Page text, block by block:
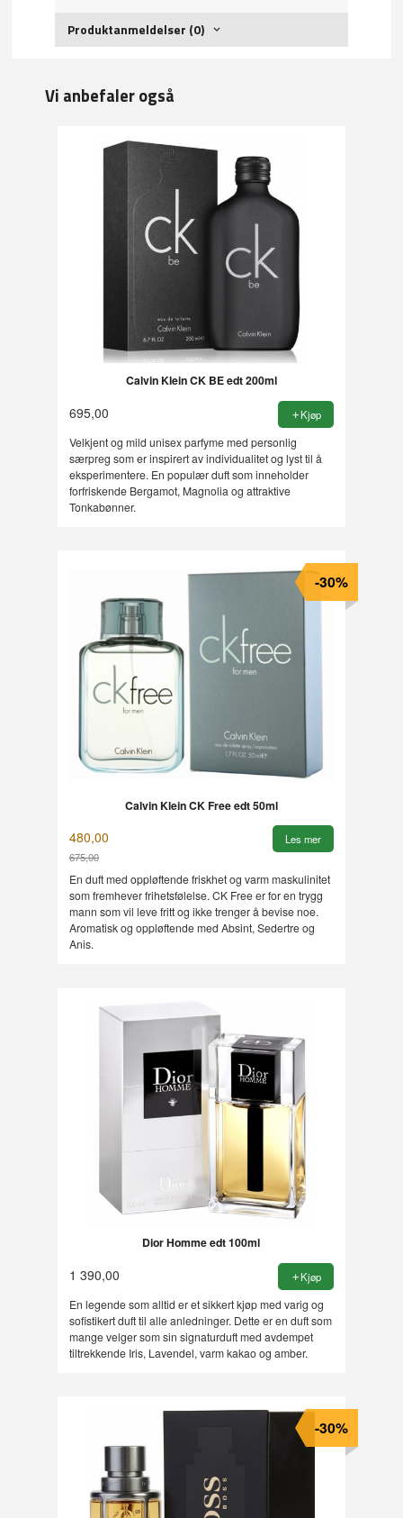
Produktanmeldelser (0)
Vi anbefaler også
Calvin Klein CK BE edt 200ml
695,00 Kjøp
Velkjent og mild unisex parfyme med personlig
særpreg som er inspirert av individualitet og lyst til å
eksperimentere. En populær duft som inneholder
forfriskende Bergamot, Magnolia og attraktive
Tonkabønner.
Calvin Klein CK Free edt 50ml
480,00
675,00
Rabatt
-30%
Les mer
En duft med oppløftende friskhet og varm maskulinitet
som fremhever frihetsfølelse. CK Free er for en trygg
mann som vil leve fritt og ikke trenger å bevise noe.
Aromatisk og oppløftende med Absint, Sedertre og
Anis.
Dior Homme edt 100ml
1 390,00 Kjøp
En legende som alltid er et sikkert kjøp med varig og
sofistikert duft til alle anledninger. Dette er en duft som
mange velger som sin signaturduft med avdempet
tiltrekkende Iris, Lavendel, varm kakao og amber.
-30%